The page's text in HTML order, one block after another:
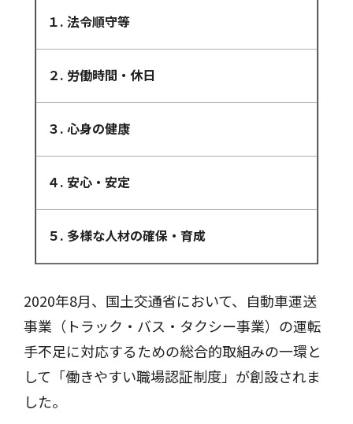
１. 法令順守等
２. 労働時間・休日
３. 心身の健康
４. 安心・安定
５. 多様な人材の確保・育成
2020年8月、国土交通省において、自動車運送
事業（トラック・バス・タクシー事業）の運転
手不足に対応するための総合的取組みの一環と
して「働きやすい職場認証制度」が創設されま
した。